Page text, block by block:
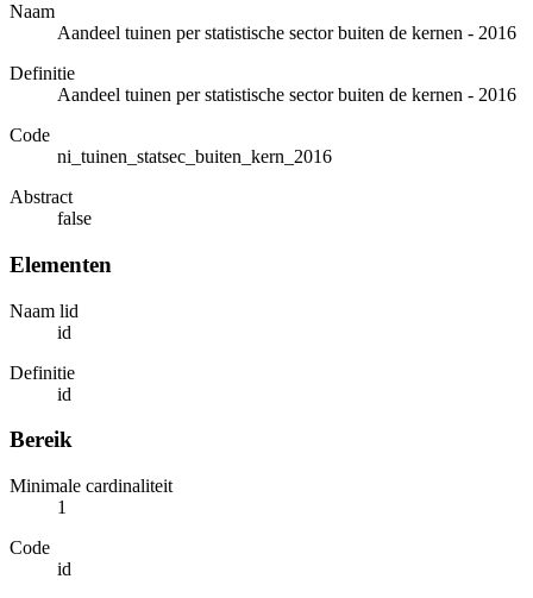
Naam
Aandeel tuinen per statistische sector buiten de kernen - 2016
Definitie
Aandeel tuinen per statistische sector buiten de kernen - 2016
Code
ni_tuinen_statsec_buiten_kern_2016
Abstract
false
Elementen
Naam lid
id
Definitie
id
Bereik
Minimale cardinaliteit
1
Code
id